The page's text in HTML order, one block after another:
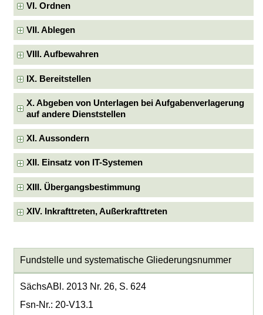
VI. Ordnen
VII. Ablegen
VIII. Aufbewahren
IX. Bereitstellen
X. Abgeben von Unterlagen bei Aufgabenverlagerung
auf andere Dienststellen
XI. Aussondern
XII. Einsatz von IT-Systemen
XIII. Übergangsbestimmung
XIV. Inkrafttreten, Außerkrafttreten
Fundstelle und systematische Gliederungsnummer
SächsABl. 2013 Nr. 26, S. 624
Fsn-Nr.: 20-V13.1